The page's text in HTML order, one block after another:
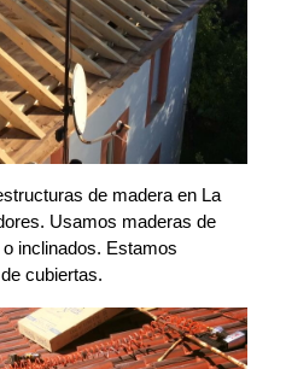
de madera en La
Usamos maderas de
inclinados. Estamos
cubiertas.